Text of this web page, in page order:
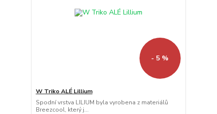
- 5 %
W Triko ALÉ Lillium
Spodní vrstva LILIUM byla vyrobena z materiálů
Breezcool, který j...